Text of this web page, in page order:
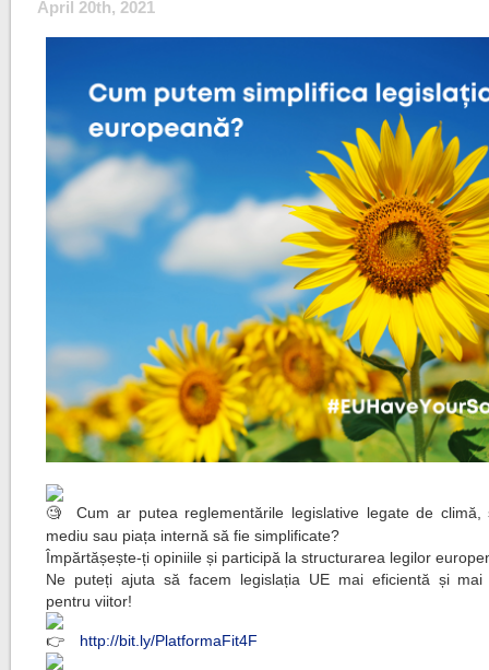
April 20th, 2021
Cum ar putea reglementările legislative legate de climă,
mediu sau piața internă să fie simplificate?
Împărtășește-ți opiniile și participă la structurarea legilor
Ne puteți ajuta să facem legislația UE mai eficientă și mai
pentru viitor!
http://bit.ly/PlatformaFit4F